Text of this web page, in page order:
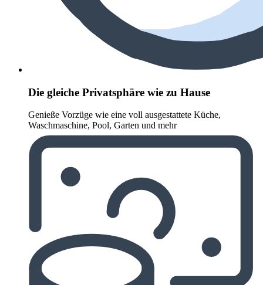
Die gleiche Privatsphäre wie zu Hause
Genieße Vorzüge wie eine voll ausgestattete Küche,
Waschmaschine, Pool, Garten und mehr